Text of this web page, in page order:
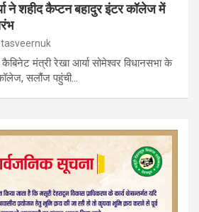
ने शहीद कैप्टन बहादुर इंटर कॉलेज में
मंत्री रेखा आर्या सोमेश्वर विधानसभा के
सलौंज पहुंची…